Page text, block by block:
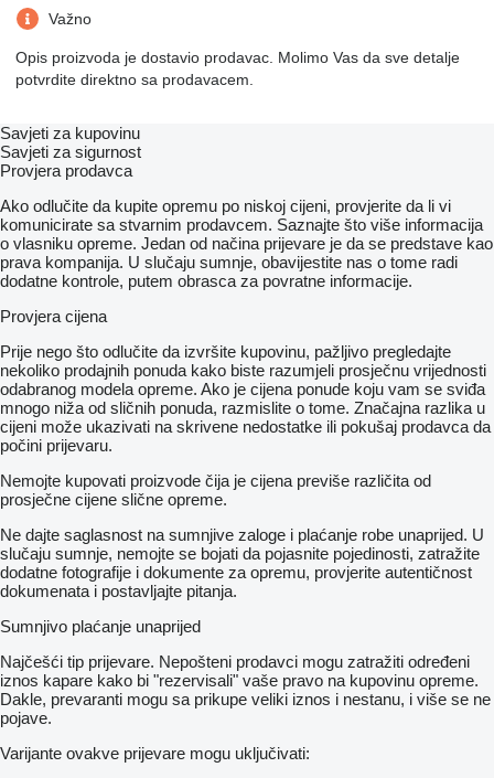
Važno
Opis proizvoda je dostavio prodavac. Molimo Vas da sve detalje
potvrdite direktno sa prodavacem.
Savjeti za kupovinu
Savjeti za sigurnost
Provjera prodavca
Ako odlučite da kupite opremu po niskoj cijeni, provjerite da li vi
komunicirate sa stvarnim prodavcem. Saznajte što više informacija
o vlasniku opreme. Jedan od načina prijevare je da se predstave kao
prava kompanija. U slučaju sumnje, obavijestite nas o tome radi
dodatne kontrole, putem obrasca za povratne informacije.
Provjera cijena
Prije nego što odlučite da izvršite kupovinu, pažljivo pregledajte
nekoliko prodajnih ponuda kako biste razumjeli prosječnu vrijednosti
odabranog modela opreme. Ako je cijena ponude koju vam se sviđa
mnogo niža od sličnih ponuda, razmislite o tome. Značajna razlika u
cijeni može ukazivati ​​na skrivene nedostatke ili pokušaj prodavca da
počini prijevaru.
Nemojte kupovati proizvode čija je cijena previše različita od
prosječne cijene slične opreme.
Ne dajte saglasnost na sumnjive zaloge i plaćanje robe unaprijed. U
slučaju sumnje, nemojte se bojati da pojasnite pojedinosti, zatražite
dodatne fotografije i dokumente za opremu, provjerite autentičnost
dokumenata i postavljajte pitanja.
Sumnjivo plaćanje unaprijed
Najčešći tip prijevare. Nepošteni prodavci mogu zatražiti određeni
iznos kapare kako bi "rezervisali" vaše pravo na kupovinu opreme.
Dakle, prevaranti mogu sa prikupe veliki iznos i nestanu, i više se ne
pojave.
Varijante ovakve prijevare mogu uključivati: